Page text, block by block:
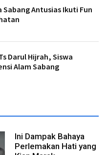
Sabang Antusias Ikuti Fun
Darul Hijrah, Siswa
Alam Sabang
Ini Dampak Bahaya
Perlemakan Hati yang